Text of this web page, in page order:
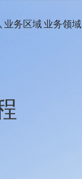
业务区域 业务领域